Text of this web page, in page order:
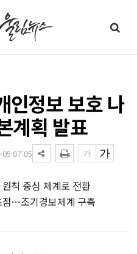
인정보 보호 나
계획 발표
05 07:05
칙 중심 체계로 전환
점…조기경보체계 구축